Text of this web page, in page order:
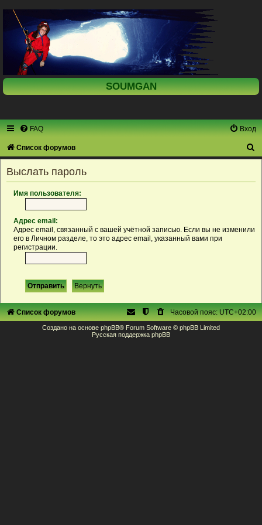
SOUMGAN
FAQ Вход
Список форумов
Выслать пароль
Имя пользователя:
Адрес email:
Адрес email, связанный с вашей учётной записью. Если вы не изменили
его в Личном разделе, то это адрес email, указанный вами при
регистрации.
Список форумов Часовой пояс:UTC+02:00
Создано на основе phpBB® Forum Software © phpBB Limited
Русская поддержка phpBB